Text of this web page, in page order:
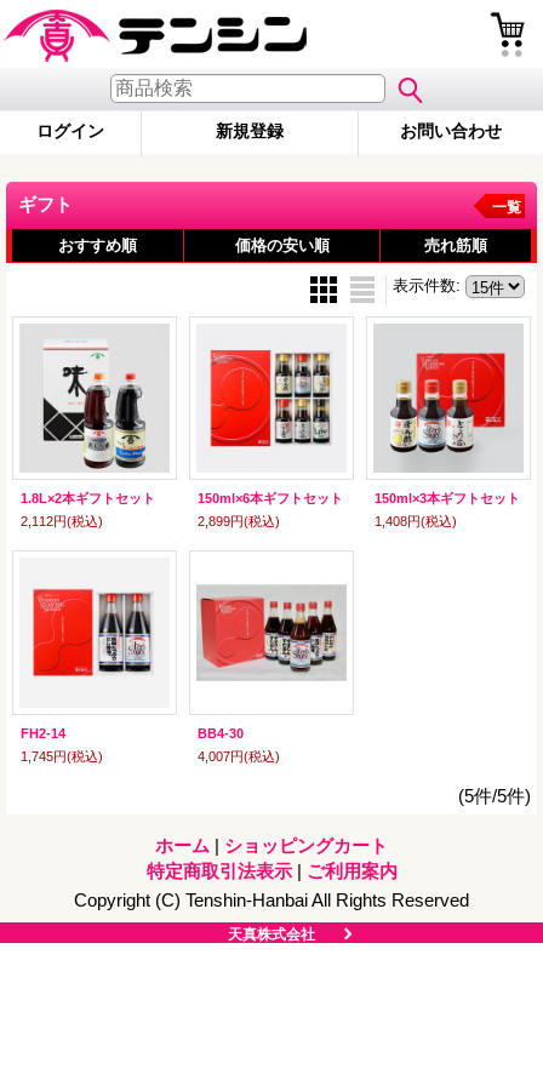
ログイン 新規登録 お問い合わせ
ギフト 一覧
おすすめ順 価格の安い順 売れ筋順
表示件数:
1.8L×2本ギフトセット
2,112円(税込)
150ml×6本ギフトセット
2,899円(税込)
150ml×3本ギフトセット
1,408円(税込)
FH2-14
1,745円(税込)
BB4-30
4,007円(税込)
(5件/5件)
ホーム | ショッピングカート
特定商取引法表示 | ご利用案内
Copyright (C) Tenshin-Hanbai All Rights Reserved
天真株式会社